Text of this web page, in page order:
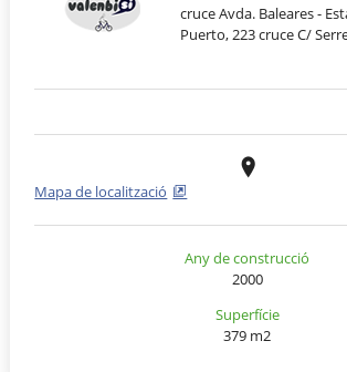
cruce Avda. Baleares -
Puerto, 223 cruce C/
Mapa de localització
Any de construcció
2000
Superfície
379 m2